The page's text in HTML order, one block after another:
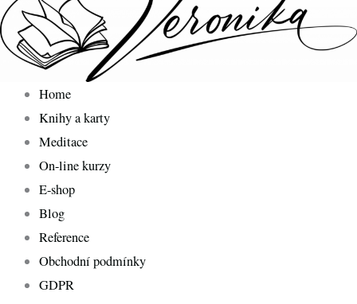
Home
Knihy a karty
Meditace
On-line kurzy
E-shop
Blog
Reference
Obchodní podmínky
GDPR